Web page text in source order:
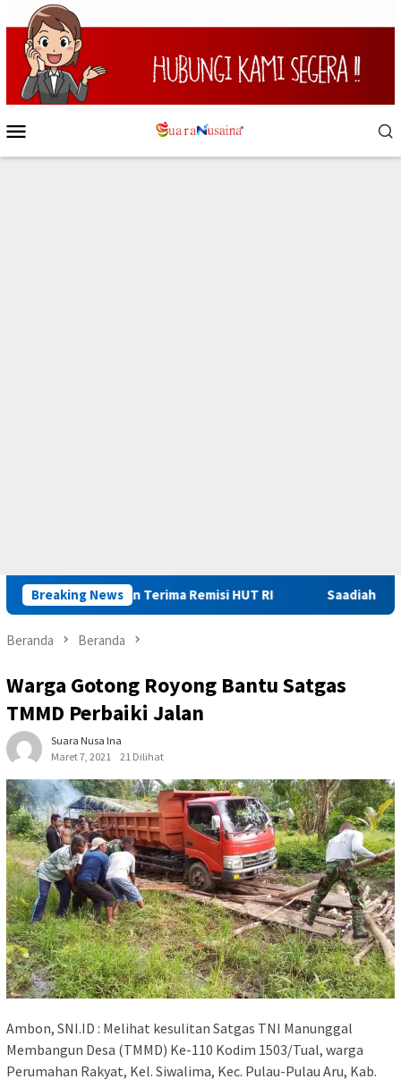
Loncat
ke
konten
Mobile
Breaking News
Terima Remisi HUT RI Saadiah Apresiasi
Beranda Beranda
Warga Gotong Royong Bantu Satgas
TMMD Perbaiki Jalan
Suara Nusa Ina
Maret 7, 2021
21 Dilihat
Ambon, SNI.ID : Melihat kesulitan Satgas TNI Manunggal
Membangun Desa (TMMD) Ke-110 Kodim 1503/Tual, warga
Perumahan Rakyat, Kel. Siwalima, Kec. Pulau-Pulau Aru, Kab.